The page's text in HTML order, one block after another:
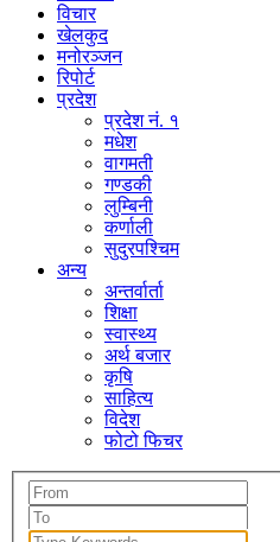
विचार
खेलकुद
मनोरञ्जन
रिपोर्ट
प्रदेश
प्रदेश नं. १
मधेश
वागमती
गण्डकी
लुम्बिनी
कर्णाली
सुदुरपश्चिम
अन्य
अन्तर्वार्ता
शिक्षा
स्वास्थ्य
अर्थ बजार
कृषि
साहित्य
विदेश
फोटो फिचर